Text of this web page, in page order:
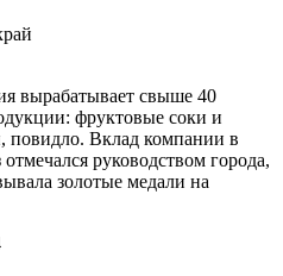
вырабатывает свыше 40
фруктовые соки и
повидло. Вклад компании в
руководством города,
золотые медали на